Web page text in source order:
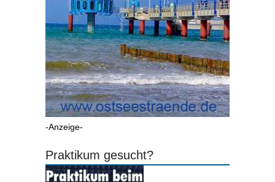
-Anzeige-
Praktikum gesucht?